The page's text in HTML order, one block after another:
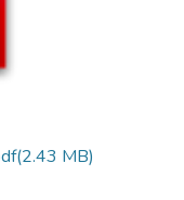
(2.43 MB)